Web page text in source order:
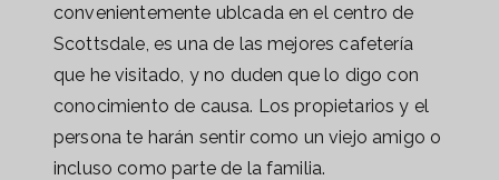
convenientemente ublcada en el centro de
Scottsdale, es una de las mejores cafetería
que he visitado, y no duden que lo digo con
conocimiento de causa. Los propietarios y el
persona te harán sentir como un viejo amigo o
incluso como parte de la familia.